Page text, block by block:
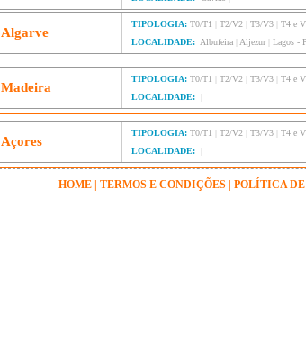
Algarve
TIPOLOGIA: T0/T1 T2/V2 T3/V3 T4 e
LOCALIDADE: Albufeira Aljezur| Lagos -
Madeira
TIPOLOGIA: T0/T1 T2/V2 T3/V3 T4 e
LOCALIDADE:
Açores
TIPOLOGIA: T0/T1 T2/V2 T3/V3 T4 e
LOCALIDADE:
HOME| TERMOS E CONDIÇÕES| POLÍTICA